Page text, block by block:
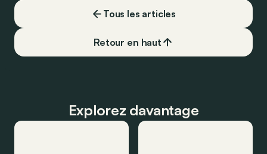
Tous les articles
Retour en haut
Explorez davantage